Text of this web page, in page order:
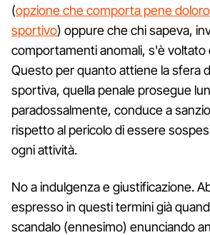
(opzione che comporta pene
sportivo) oppure che chi sapeva,
comportamenti anomali, s'è voltato
Questo per quanto attiene la sfera
sportiva, quella penale prosegue
paradossalmente, conduce a
rispetto al pericolo di essere
ogni attività.
No a indulgenza e giustificazione.
espresso in questi termini già
scandalo (ennesimo) enunciando